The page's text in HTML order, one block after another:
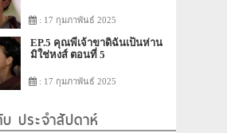
: 17 กุมภาพันธ์ 2025
EP.5 คุณพี่เจ้าขาดิฉันเป็นห่าน
มิใช่หงส์ ตอนที่ 5
: 17 กุมภาพันธ์ 2025
ประจำสัปดาห์